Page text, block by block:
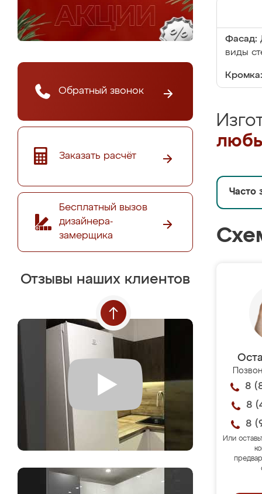
Обратный звонок
Заказать расчёт
Бесплатный вызов
дизайнера-
замерщика
Отзывы наших клиентов
Фасад:
виды
Кромка:
Часто
8
8
8
Или